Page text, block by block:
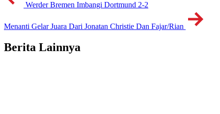
Werder Bremen Imbangi Dortmund 2-2
Menanti Gelar Juara Dari Jonatan Christie Dan Fajar/Rian
Berita Lainnya